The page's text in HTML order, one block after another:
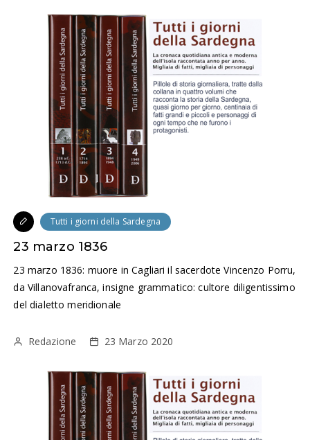
Tutti i giorni della Sardegna
23 marzo 1836
23 marzo 1836: muore in Cagliari il sacerdote Vincenzo Porru,
da Villanovafranca, insigne grammatico: cultore diligentissimo
del dialetto meridionale
Redazione 23 Marzo 2020